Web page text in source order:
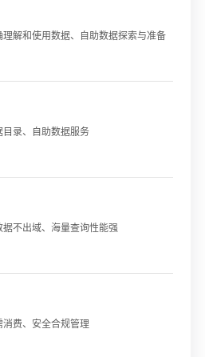
解和使用数据、自助数据探索与准备
录、自助数据服务
不出域、海量查询性能强
费、安全合规管理